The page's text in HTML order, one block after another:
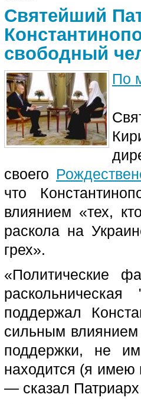
Святейший
свободный
По
своего
что
влиянием «тех,
раскола на
грех».
«Политические
поддержал
сильным
поддержки, не
находится (я имею
— сказал